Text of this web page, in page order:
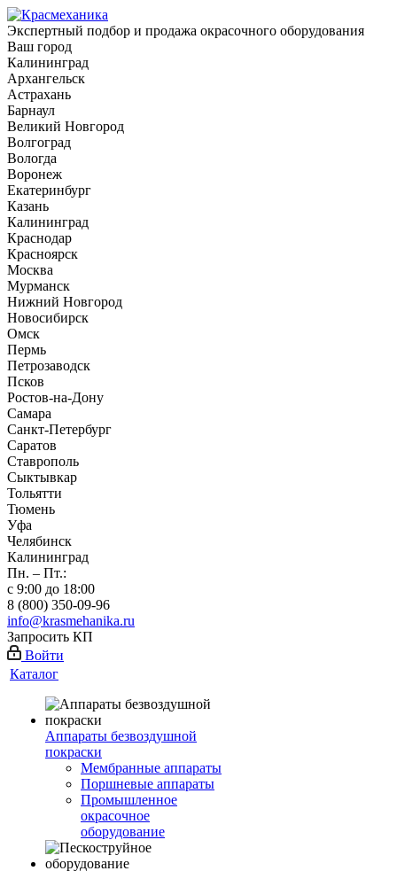
Экспертный подбор и продажа окрасочного оборудования
Ваш город
Калининград
Архангельск
Астрахань
Барнаул
Великий Новгород
Волгоград
Вологда
Воронеж
Екатеринбург
Казань
Калининград
Краснодар
Красноярск
Москва
Мурманск
Нижний Новгород
Новосибирск
Омск
Пермь
Петрозаводск
Псков
Ростов-на-Дону
Самара
Санкт-Петербург
Саратов
Ставрополь
Сыктывкар
Тольятти
Тюмень
Уфа
Челябинск
Калининград
Пн. – Пт.:
с 9:00 до 18:00
8 (800) 350-09-96
info@krasmehanika.ru
Запросить КП
Войти
Каталог
Аппараты безвоздушной
покраски
Мембранные аппараты
Поршневые аппараты
Промышленное
окрасочное
оборудование